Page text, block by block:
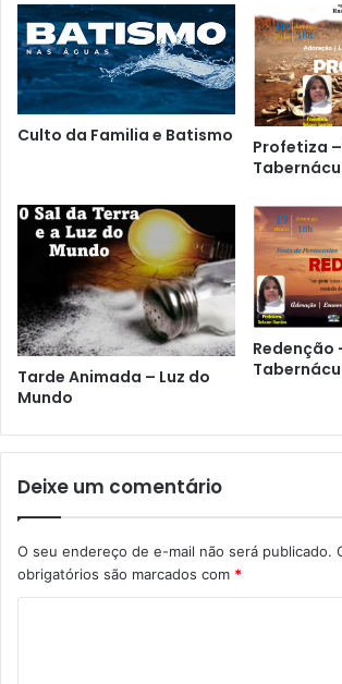
Culto da Familia e Batismo
Profetiza
Tarde Animada – Luz do
Mundo
Redenção
Deixe um comentário
O seu endereço de e-mail não será publicado.
obrigatórios são marcados com *